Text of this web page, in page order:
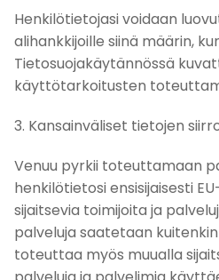
Henkilötietojasi voidaan
alihankkijoille siinä määrin,
Tietosuojakäytännössä
käyttötarkoitusten
3. Kansainväliset tietojen
Venuu pyrkii toteuttamaan
henkilötietosi ensisijaisesti
sijaitsevia toimijoita ja
palveluja saatetaan
toteuttaa myös muualla